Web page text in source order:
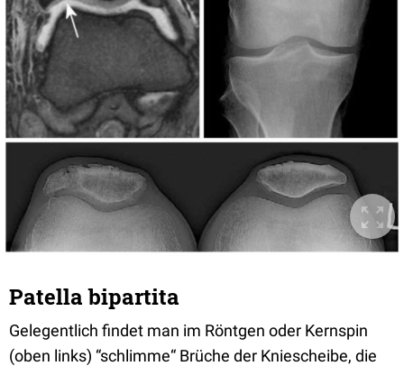
Patella bipartita
Gelegentlich findet man im Röntgen oder Kernspin
(oben links) “schlimme“ Brüche der Kniescheibe, die